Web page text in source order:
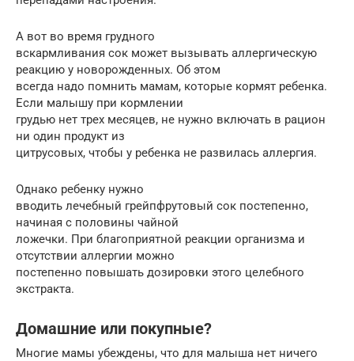
А вот во время грудного
вскармливания сок может вызывать аллергическую
реакцию у новорожденных. Об этом
всегда надо помнить мамам, которые кормят ребенка.
Если малышу при кормлении
грудью нет трех месяцев, не нужно включать в рацион
ни один продукт из
цитрусовых, чтобы у ребенка не развилась аллергия.
Однако ребенку нужно
вводить лечебный грейпфрутовый сок постепенно,
начиная с половины чайной
ложечки. При благоприятной реакции организма и
отсутствии аллергии можно
постепенно повышать дозировки этого целебного
экстракта.
Домашние или покупные?
Многие мамы убеждены, что для малыша нет ничего